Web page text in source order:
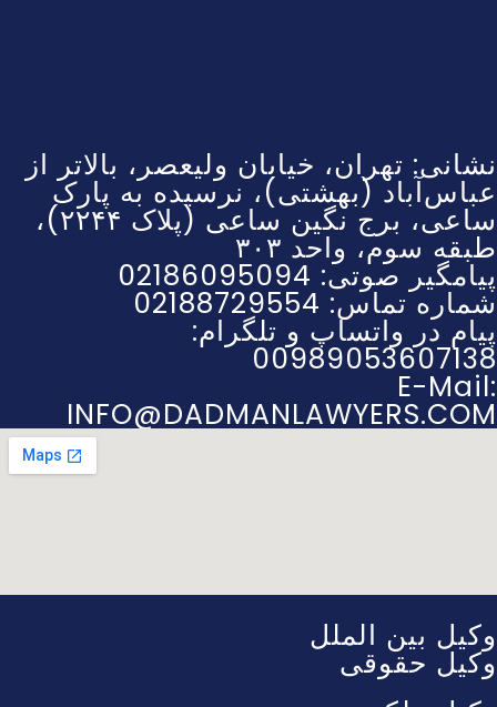
نشانی: تهران، خیابان ولیعصر، بالاتر از
عباس‌آباد (بهشتی)، نرسیده به پارک
ساعی، برج نگین ساعی (پلاک ۲۲۴۴)،
طبقه سوم، واحد ۳۰۳
پیامگیر صوتی: 02186095094
شماره تماس: 02188729554
پیام در واتساپ و تلگرام:
00989053607138
E-Mail:
INFO@DADMANLAWYERS.COM
وکیل بین الملل
وکیل حقوقی